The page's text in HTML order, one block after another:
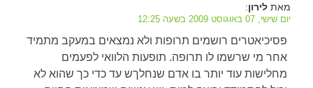
מאתלירון:
יום שישי, 07 באוגוסט 2009 בשעה 12:25
פסיכיאטרים רושמים תרופות ולא נמצאים במעקב מתמיד
אחר מי שרשמו לו תרופה. תופעות הלוואי לפעמים
מחלישות עוד יותר בו אדם שנחלךש עד כדי כך שהוא לא